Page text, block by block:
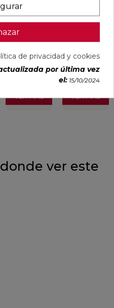
RECTIFICADO
Ref:
91086931
Colorker
PVP
32,07 €
/m²
VER MÁS
Ref:
Colorker
PVP
32,07 €
/m²
incl.)
VER MÁS
ver este
de privacidad y cookies
por última vez
el: 15/10/2024